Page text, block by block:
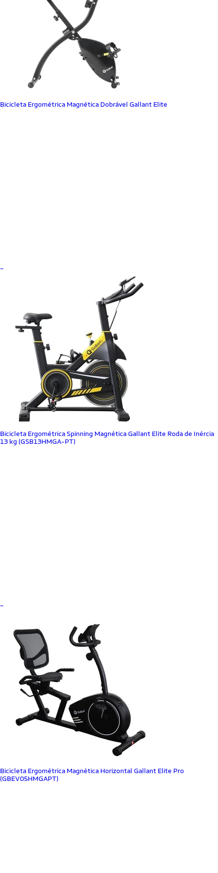
Bicicleta Ergométrica Magnética Dobrável Gallant Elite
Bicicleta Ergométrica Spinning Magnética Gallant Elite Roda de Inércia
13 kg (GSB13HMGA-PT)
Bicicleta Ergométrica Magnética Horizontal Gallant Elite Pro
(GBEV05HMGAPT)